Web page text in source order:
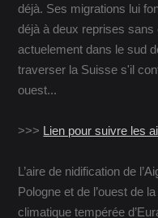
déjà. Ses migrations lui
déjà à deux reprises sans
actuelement dans le sud
traverser la Suisse s'il
ouest...
>>> Lien pour suivre les
L’aire de nidification de
Pologne et de l’ouest de
climatique tempérée